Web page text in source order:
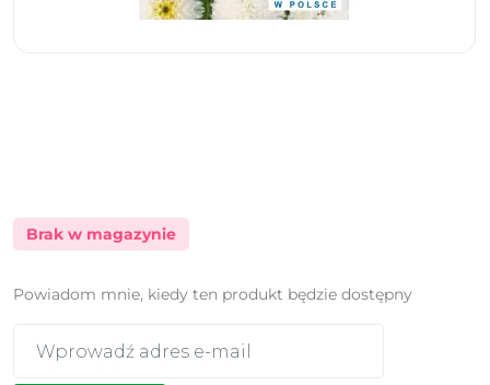
Brak w magazynie
Powiadom mnie, kiedy ten produkt będzie dostępny